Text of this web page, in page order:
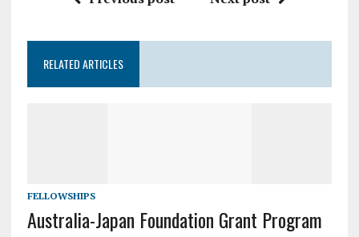
RELATED ARTICLES
FELLOWSHIPS
Australia-Japan Foundation Grant Program